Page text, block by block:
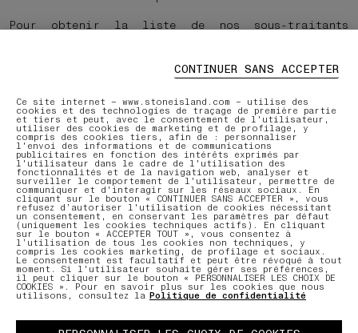
Pour obtenir la liste de nos sous-traitants
l'Utilisateur, veuillez contacter le Responsable
du traitement selon les modalités indiquées ci-
dessus.
10. COOKIES
Le Site utilise des cookies techniques et, sous
réserve du consentement de la Personne concernée,
des cookies de profilage, analytiques et
sociaux, ainsi que des fonctionnalités
supplémentaires telles que des plugins et/ou
boutons.
Pour plus d'informations, les Personnes
concernées sont invitées à lire laPolitique de
cookies.
Ce site internet – www.stoneisland.com – utilise des
cookies et des technologies de traçage de première partie
et tiers et peut, avec le consentement de l'utilisateur,
utiliser des cookies de marketing et de profilage, y
compris des cookies tiers, afin de : personnaliser
l'envoi des informations et de communications
publicitaires en fonction des intérêts exprimés par
l'utilisateur dans le cadre de l'utilisation des
fonctionnalités et de la navigation web, analyser et
surveiller le comportement de l'utilisateur, permettre de
communiquer et d'interagir sur les réseaux sociaux. En
cliquant sur le bouton « CONTINUER SANS ACCEPTER », vous
refusez d’autoriser l'utilisation de cookies nécessitant
un consentement, en conservant les paramètres par défaut
(uniquement les cookies techniques actifs). En cliquant
sur le bouton « ACCEPTER TOUT », vous consentez à
l’utilisation de tous les cookies non techniques, y
compris les cookies marketing, de profilage et sociaux.
Le consentement est facultatif et peut être révoqué à tout
moment. Si l'utilisateur souhaite gérer ses préférences,
il peut cliquer sur le bouton « PERSONNALISER LES CHOIX DE
COOKIES ». Pour en savoir plus sur les cookies que nous
utilisons, consultez la Politique de confidentialité
CONTINUER SANS ACCEPTER